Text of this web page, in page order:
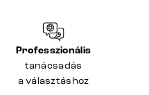
Professzionális
tanácsadás
a választáshoz